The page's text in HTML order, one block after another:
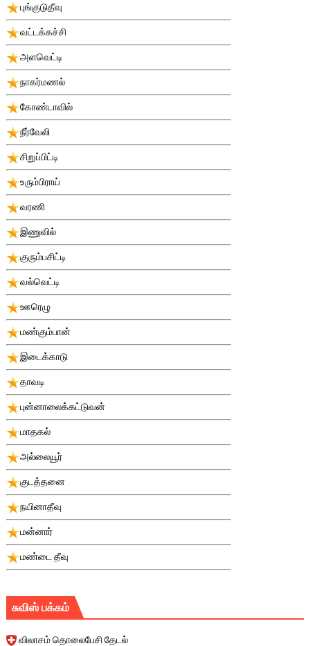
புங்குடுதீவு
வட்டக்கச்சி
அளவெட்டி
நாகர்மணல்
கோண்டாவில்
நீர்வேலி
சிறுப்பிட்டி
உரும்பிராய்
வரணி
இணுவில்
குரும்பசிட்டி
வல்வெட்டி
ஊரெழு
மண்கும்பான்
இடைக்காடு
தாவடி
புன்னாலைக்கட்டுவன்
மாதகல்
அல்லையூர்
குடத்தனை
நயினாதீவு
மன்னார்
மண்டை தீவு
சுவிஸ் பக்கம்
விலாசம் தொலைபேசி தேடல்